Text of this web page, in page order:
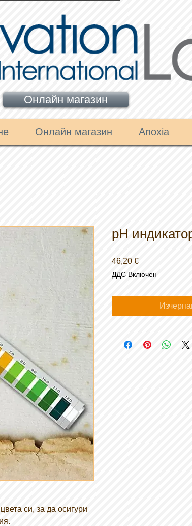
Онлайн магазин
Онлайн магазин Anoxia
си, за да осигури
pH
46,20 €Цена
ДДС Включен